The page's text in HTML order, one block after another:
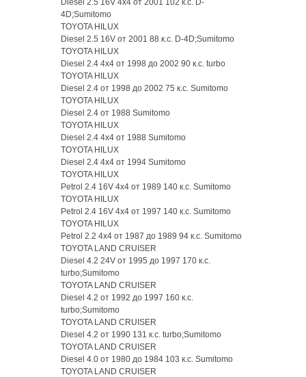
4D;Sumitomo
TOYOTA HILUX
Diesel 2.5 16V от 2001 88 к.с. D-4D;Sumitomo
TOYOTA HILUX
Diesel 2.4 4x4 от 1998 до 2002 90 к.с. turbo
TOYOTA HILUX
Diesel 2.4 от 1998 до 2002 75 к.с. Sumitomo
TOYOTA HILUX
Diesel 2.4 от 1988 Sumitomo
TOYOTA HILUX
Diesel 2.4 4x4 от 1988 Sumitomo
TOYOTA HILUX
Diesel 2.4 4x4 от 1994 Sumitomo
TOYOTA HILUX
Petrol 2.4 16V 4x4 от 1989 140 к.с. Sumitomo
TOYOTA HILUX
Petrol 2.4 16V 4x4 от 1997 140 к.с. Sumitomo
TOYOTA HILUX
Petrol 2.2 4x4 от 1987 до 1989 94 к.с. Sumitomo
TOYOTA LAND CRUISER
Diesel 4.2 24V от 1995 до 1997 170 к.с.
turbo;Sumitomo
TOYOTA LAND CRUISER
Diesel 4.2 от 1992 до 1997 160 к.с.
turbo;Sumitomo
TOYOTA LAND CRUISER
Diesel 4.2 от 1990 131 к.с. turbo;Sumitomo
TOYOTA LAND CRUISER
Diesel 4.0 от 1980 до 1984 103 к.с. Sumitomo
TOYOTA LAND CRUISER